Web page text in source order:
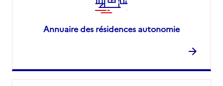
Annuaire des résidences autonomie